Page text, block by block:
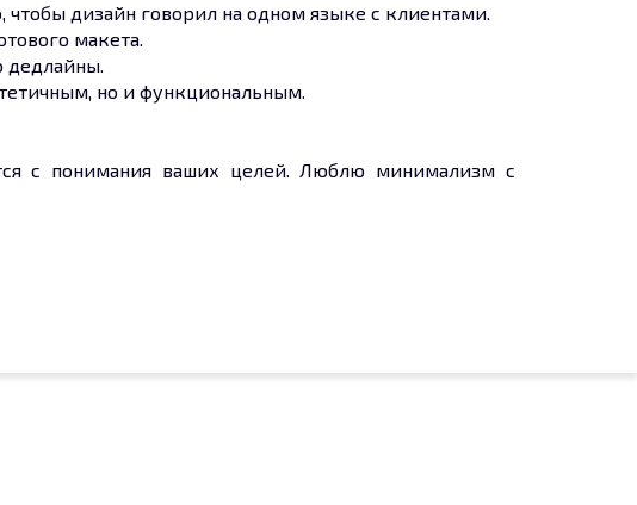
дизайн говорил на одном языке с клиентами.
макета.
дедлайны.
но и функциональным.
с понимания ваших целей. Люблю минимализм с